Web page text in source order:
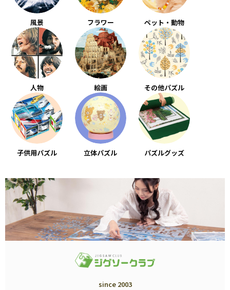
風景 フラワー ペット・動物
人物 絵画 その他パズル
子供用パズル 立体パズル パズルグッズ
since 2003